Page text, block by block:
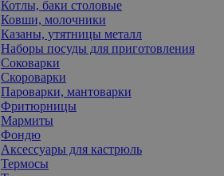
Котлы, баки столовые
Ковши, молочники
Казаны, утятницы металл
Наборы посуды для приготовления
Соковарки
Скороварки
Пароварки, мантоварки
Фритюрницы
Мармиты
Фондю
Аксессуары для кастрюль
Термосы